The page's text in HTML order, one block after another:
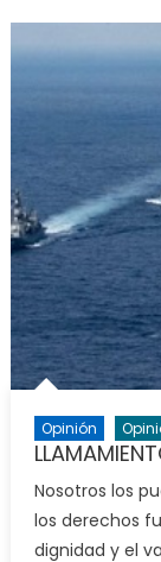
Opinión
Nosotros los
los derechos
dignidad y el